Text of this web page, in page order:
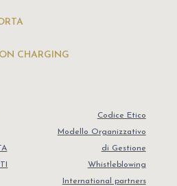
CHARGING
Codice Etico
Modello Organizzativo
di Gestione
Whistleblowing
International partners